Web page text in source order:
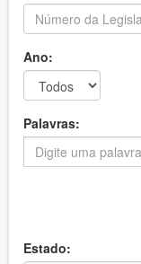
Ano:
Palavras:
Estado: